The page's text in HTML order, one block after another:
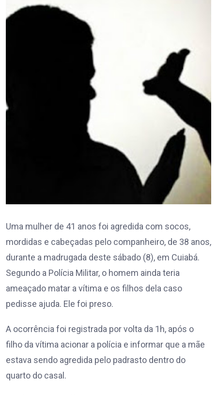
Uma mulher de 41 anos foi agredida com socos,
mordidas e cabeçadas pelo companheiro, de 38 anos,
durante a madrugada deste sábado (8), em Cuiabá.
Segundo a Polícia Militar, o homem ainda teria
ameaçado matar a vítima e os filhos dela caso
pedisse ajuda. Ele foi preso.
A ocorrência foi registrada por volta da 1h, após o
filho da vítima acionar a polícia e informar que a mãe
estava sendo agredida pelo padrasto dentro do
quarto do casal.